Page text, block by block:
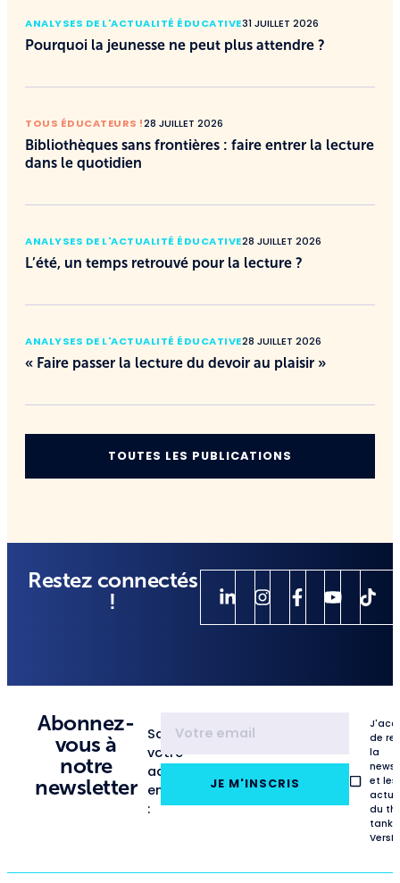
ANALYSES DE L'ACTUALITÉ ÉDUCATIVE31 JUILLET 2026
Pourquoi la jeunesse ne peut plus attendre ?
TOUS ÉDUCATEURS !28 JUILLET 2026
Bibliothèques sans frontières : faire entrer la lecture
dans le quotidien
ANALYSES DE L'ACTUALITÉ ÉDUCATIVE28 JUILLET 2026
L’été, un temps retrouvé pour la lecture ?
ANALYSES DE L'ACTUALITÉ ÉDUCATIVE28 JUILLET 2026
« Faire passer la lecture du devoir au plaisir »
TOUTES LES PUBLICATIONS
Restez connectés
!
Abonnez-
vous à
notre
newsletter
Saisissez
votre
adresse
email
:
JE M'INSCRIS
de
la
et les
du
tank